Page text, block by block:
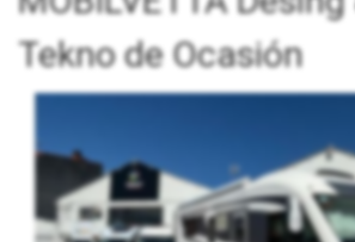
Tekno de Ocasión